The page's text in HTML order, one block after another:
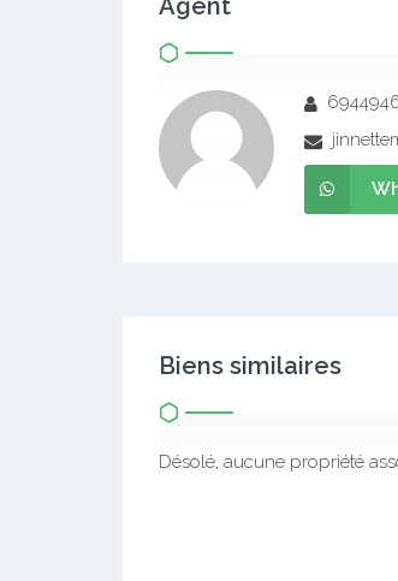
Agent
Biens similaires
Désolé, aucune propriété